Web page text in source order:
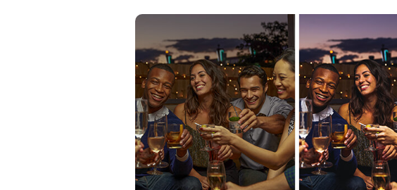
Služby retušování produktů Služby retušování